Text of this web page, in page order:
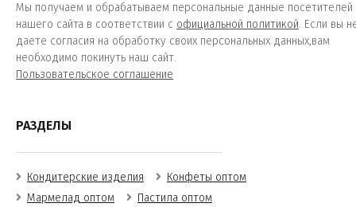
Мы получаем и обрабатываем персональные данные посетителей
нашего сайта в соответствии с официальной политикой. Если вы
даете согласия на обработку своих персональных данных,вам
необходимо покинуть наш сайт.
Пользовательское соглашение
РАЗДЕЛЫ
Кондитерские изделия
Конфеты оптом
Мармелад оптом
Пастила оптом